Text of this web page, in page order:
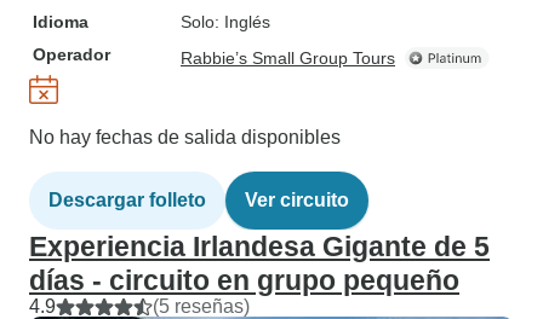
Idioma
Solo: Inglés
Operador
Rabbie’s Small Group Tours
No hay fechas de salida disponibles
Descargar folleto Ver circuito
Experiencia Irlandesa Gigante de 5
días - circuito en grupo pequeño
4.9 (5 reseñas)